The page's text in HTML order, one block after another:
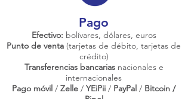
Pago
Efectivo: bolívares, dólares, euros
Punto de venta (tarjetas de débito, tarjetas de
crédito)
Transferencias bancariasnacionales e
internacionales
Pago móvil / Zelle / YEiPii / PayPal / Bitcoin /